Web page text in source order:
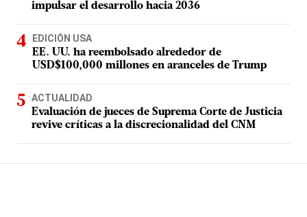
impulsar el desarrollo hacia 2036
EDICIÓN USA
EE. UU. ha reembolsado alrededor de
USD$100,000 millones en aranceles de Trump
ACTUALIDAD
Evaluación de jueces de Suprema Corte de Justicia
revive críticas a la discrecionalidad del CNM